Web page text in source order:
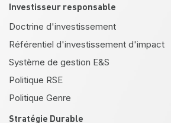
Investisseur responsable
Doctrine d'investissement
Référentiel d'investissement d'impact
Système de gestion E&S
Politique RSE
Politique Genre
Stratégie Durable